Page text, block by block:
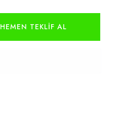
HEMEN TEKLIF AL